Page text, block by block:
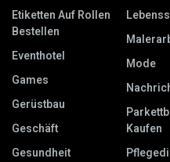
Etiketten Auf Rollen
Bestellen
Eventhotel
Games
Gerüstbau
Geschäft
Gesundheit
Mode
Kaufen